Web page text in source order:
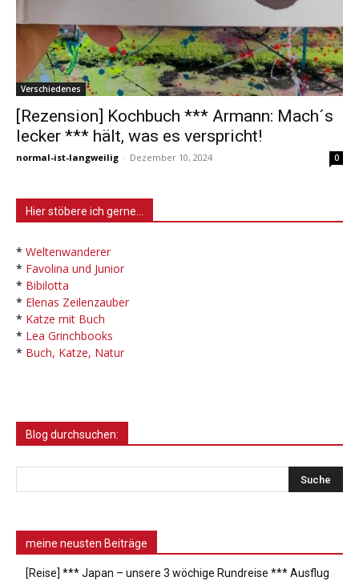
Verschiedenes
[Rezension] Kochbuch *** Armann: Mach´s
lecker *** hält, was es verspricht!
normal-ist-langweilig - Dezember 10, 2024 0
Hier stöbere ich gerne…
* Weltenwanderer
* Favolina und Junior
* Bibilotta
* Elenas Zeilenzauber
* Katze mit Buch
* Lea Grinchbooks
* Buch, Katze, Natur
Blog durchsuchen:
meine neusten Beiträge
[Reise] *** Japan – unsere 3 wöchige Rundreise *** Ausflug